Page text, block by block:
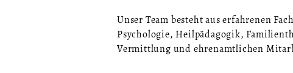
Unser Team besteht aus erfahrenen
Psychologie, Heilpädagogik,
Vermittlung und ehrenamtlichen